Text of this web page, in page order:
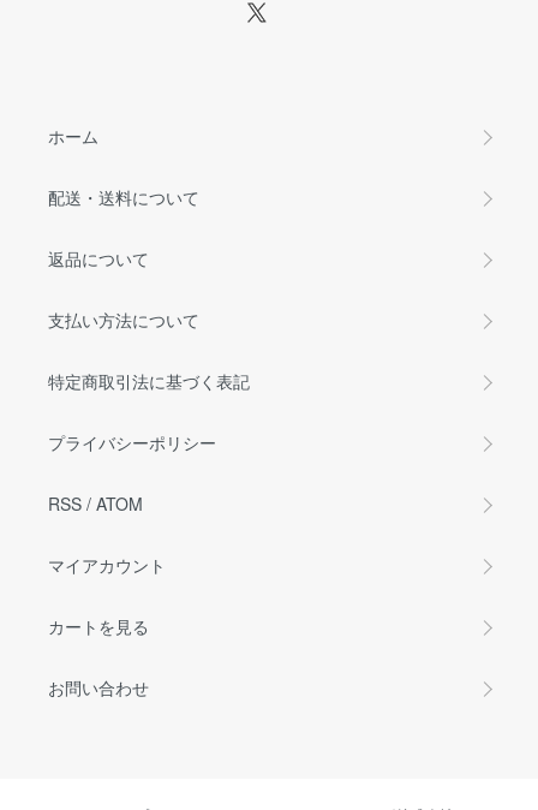
ホーム
配送・送料について
返品について
支払い方法について
特定商取引法に基づく表記
プライバシーポリシー
RSS / ATOM
マイアカウント
カートを見る
お問い合わせ